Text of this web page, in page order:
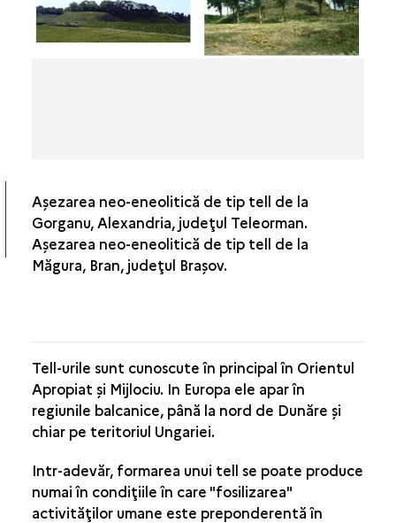
HRANA
Aşezarea neo-eneolitică de tip tell de la
Gorganu, Alexandria, judeţul Teleorman.
Aşezarea neo-eneolitică de tip tell de la
Măgura, Bran, judeţul Braşov.
Tell-urile sunt cunoscute în principal în Orientul
Apropiat şi Mijlociu. In Europa ele apar în
regiunile balcanice, până la nord de Dunăre şi
chiar pe teritoriul Ungariei.
Intr-adevăr, formarea unui tell se poate produce
numai în condiţiile în care "fosilizarea"
activităţilor umane este preponderentă în